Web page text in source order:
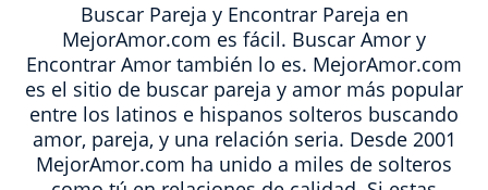
Buscar Pareja y Encontrar Pareja en
MejorAmor.com es fácil. Buscar Amor y
Encontrar Amor también lo es. MejorAmor.com
es el sitio de buscar pareja y amor más popular
entre los latinos e hispanos solteros buscando
amor, pareja, y una relación seria. Desde 2001
MejorAmor.com ha unido a miles de solteros